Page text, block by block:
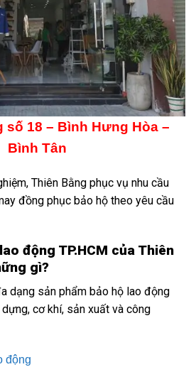
18 – Bình Hưng Hòa –
Bình Tân
Thiên Bằng phục vụ nhu cầu
đồng phục bảo hộ theo yêu cầu
động TP.HCM của Thiên
gì?
dạng sản phẩm bảo hộ lao động
cơ khí, sản xuất và công
động